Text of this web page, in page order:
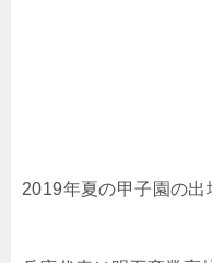
2019年夏の甲子園の出